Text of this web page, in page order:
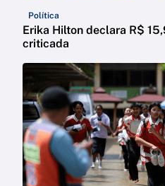
Política
Erika Hilton declara R$
criticada